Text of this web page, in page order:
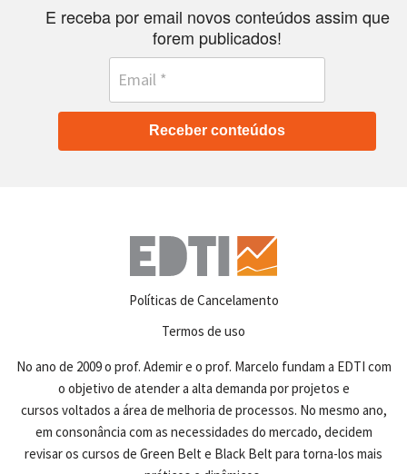
E receba por email novos conteúdos assim que
forem publicados!
Receber conteúdos
Políticas de Cancelamento
Termos de uso
No ano de 2009 o prof. Ademir e o prof. Marcelo fundam a EDTI com
o objetivo de atender a alta demanda por projetos e
cursos voltados a área de melhoria de processos. No mesmo ano,
em consonância com as necessidades do mercado, decidem
revisar os cursos de Green Belt e Black Belt para torna-los mais